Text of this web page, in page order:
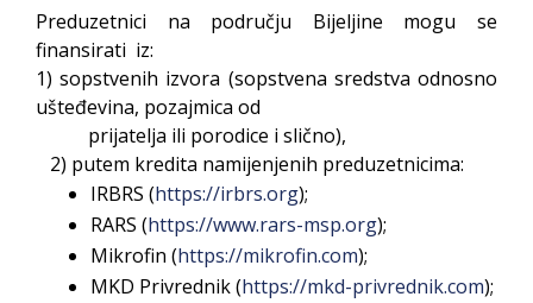
Preduzetnici na području Bijeljine mogu se
finansirati iz:
1) sopstvenih izvora (sopstvena sredstva odnosno
ušteđevina, pozajmica od
prijatelja ili porodice i slično),
2) putem kredita namijenjenih preduzetnicima:
IRBRS (https://irbrs.org);
RARS (https://www.rars-msp.org);
Mikrofin (https://mikrofin.com);
MKD Privrednik (https://mkd-privrednik.com);